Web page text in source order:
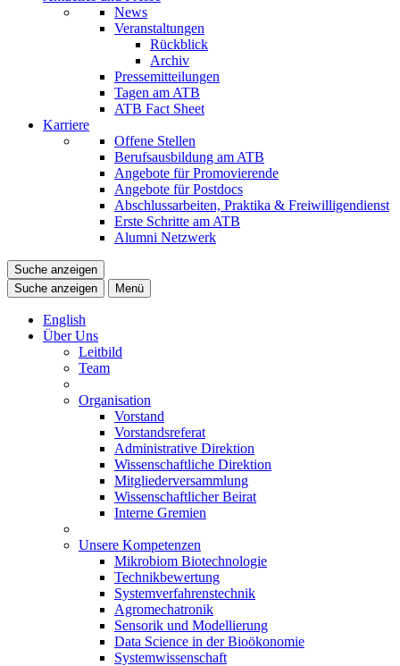
News
Veranstaltungen
Rückblick
Archiv
Pressemitteilungen
Tagen am ATB
ATB Fact Sheet
Karriere
Offene Stellen
Berufsausbildung am ATB
Angebote für Promovierende
Angebote für Postdocs
Abschlussarbeiten, Praktika & Freiwilligendienst
Erste Schritte am ATB
Alumni Netzwerk
Suche anzeigen
Suche anzeigen
Menü
English
Über Uns
Leitbild
Team
Organisation
Vorstand
Vorstandsreferat
Administrative Direktion
Wissenschaftliche Direktion
Mitgliederversammlung
Wissenschaftlicher Beirat
Interne Gremien
Unsere Kompetenzen
Mikrobiom Biotechnologie
Technikbewertung
Systemverfahrenstechnik
Agromechatronik
Sensorik und Modellierung
Data Science in der Bioökonomie
Systemwissenschaft